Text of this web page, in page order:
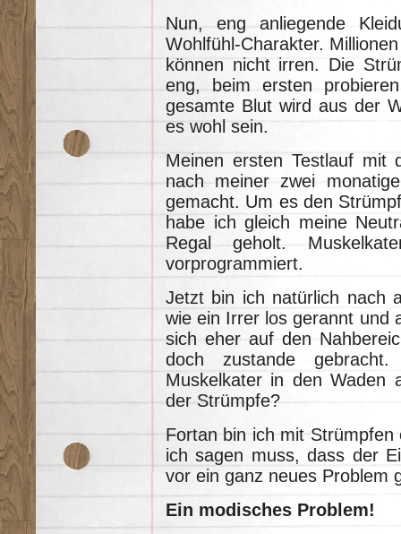
Nun, eng anliegende
Wohlfühl-Charakter.
können nicht irren. Die
eng, beim ersten
gesamte Blut wird aus der
es wohl sein.
Meinen ersten Testlauf mit
nach meiner zwei
gemacht. Um es den
habe ich gleich meine
Regal geholt.
vorprogrammiert.
Jetzt bin ich natürlich nach
wie ein Irrer los gerannt und
sich eher auf den
doch zustande
Muskelkater in den
der Strümpfe?
Fortan bin ich mit
ich sagen muss, dass der
vor ein ganz neues Problem
Ein modisches Problem!